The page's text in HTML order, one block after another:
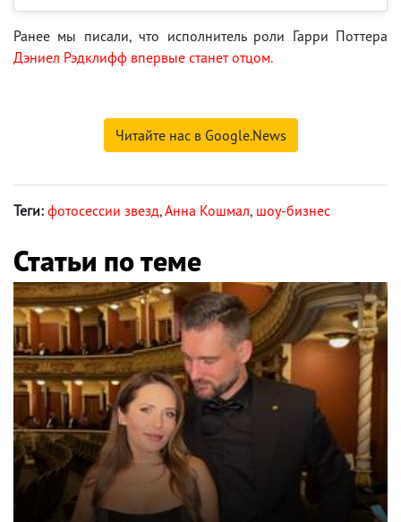
Ранее мы писали, что исполнитель роли Гарри Поттера
Дэниел Рэдклифф впервые станет отцом.
Читайте нас в Google.News
Теги: фотосессии звезд,Анна Кошмал, шоу-бизнес
Статьи по теме